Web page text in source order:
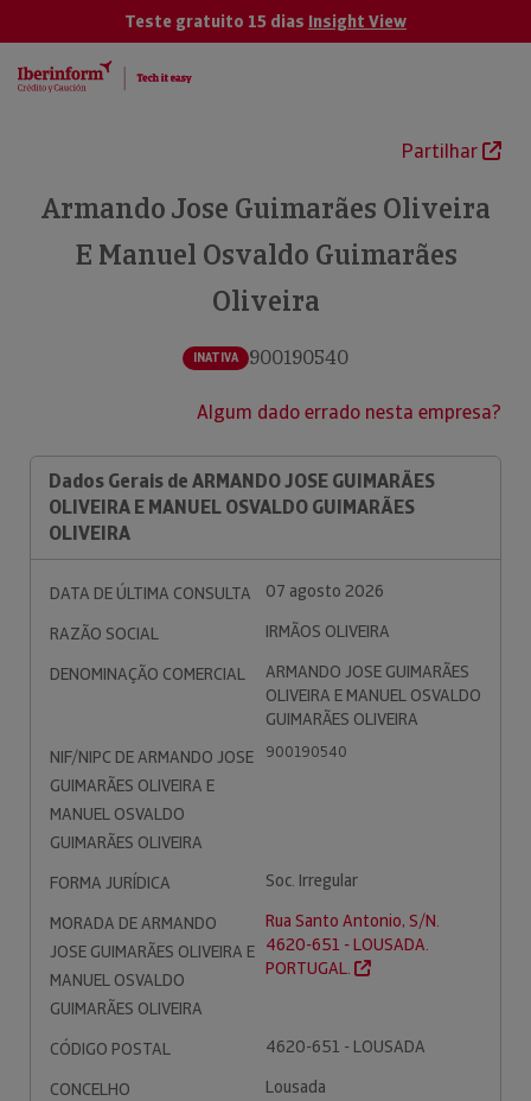
Teste gratuito 15 dias Insight View
Partilhar
Armando Jose Guimarães Oliveira
E Manuel Osvaldo Guimarães
Oliveira
INATIVA 900190540
Algum dado errado nesta empresa?
Dados Gerais de ARMANDO JOSE GUIMARÃES
OLIVEIRA E MANUEL OSVALDO GUIMARÃES
OLIVEIRA
DATA DE ÚLTIMA CONSULTA
07 agosto 2026
RAZÃO SOCIAL
IRMÃOS OLIVEIRA
DENOMINAÇÃO COMERCIAL
ARMANDO JOSE GUIMARÃES
OLIVEIRA E MANUEL OSVALDO
GUIMARÃES OLIVEIRA
NIF/NIPC DE ARMANDO JOSE
GUIMARÃES OLIVEIRA E
MANUEL OSVALDO
GUIMARÃES OLIVEIRA
900190540
FORMA JURÍDICA
Soc. Irregular
MORADA DE ARMANDO
JOSE GUIMARÃES OLIVEIRA E
MANUEL OSVALDO
GUIMARÃES OLIVEIRA
Rua Santo Antonio, S/N.
4620-651 - LOUSADA.
PORTUGAL.
CÓDIGO POSTAL
4620-651 - LOUSADA
CONCELHO
Lousada